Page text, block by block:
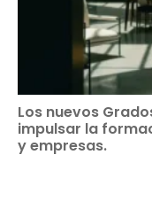
Los nuevos
impulsar la
y empresas.